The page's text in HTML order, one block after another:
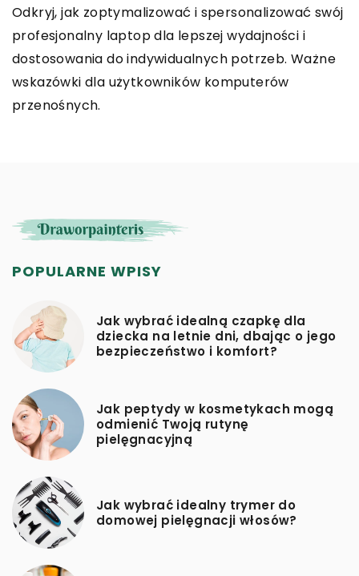
Odkryj fascynujący świat malarstwa
akwarelowego! Dowiedz się, jak rozpocząć swoją
artystyczną podróż, jakich narzędzi potrzebujesz i
jakie techniki warto poznać na początku.
nowoczesnością
Odkryj proces tworzenia wyjątkowych, ręcznie
wykonanych akcesoriów skórzanych, które
harmonijnie łączą tradycyjne techniki
rzemieślnicze z nowoczesnym wzornictwem.
Odkryj, jak zoptymalizować i spersonalizować swój
profesjonalny laptop dla lepszej wydajności i
dostosowania do indywidualnych potrzeb. Ważne
wskazówki dla użytkowników komputerów
przenośnych.
POPULARNE WPISY
Jak wybrać idealną czapkę dla
dziecka na letnie dni, dbając o jego
bezpieczeństwo i komfort?
Jak peptydy w kosmetykach mogą
odmienić Twoją rutynę
pielęgnacyjną
Jak wybrać idealny trymer do
domowej pielęgnacji włosów?